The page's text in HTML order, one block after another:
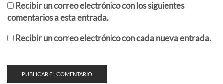
Recibir un correo electrónico con los siguientes
comentarios a esta entrada.
Recibir un correo electrónico con cada nueva entrada.